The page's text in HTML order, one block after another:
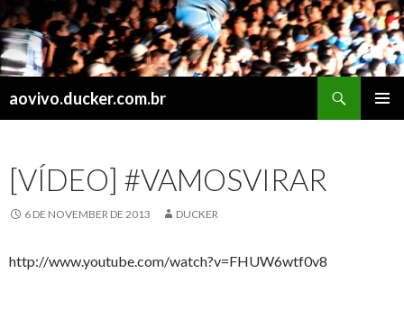
aovivo.ducker.com.br
[VÍDEO] #VAMOSVIRAR
6 DE NOVEMBER DE 2013 DUCKER
http://www.youtube.com/watch?v=FHUW6wtf0v8